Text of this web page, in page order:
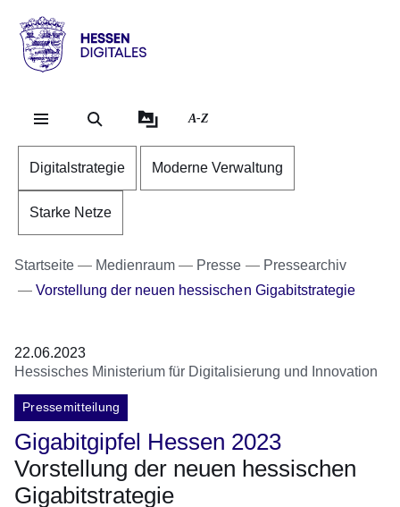
Hessen
Digitales
A-Z
Digitalstrategie Moderne Verwaltung
Starke Netze
Startseite Medienraum Presse
Pressearchiv
Vorstellung der neuen hessischen Gigabitstrategie
22.06.2023
Hessisches Ministerium für Digitalisierung und Innovation
Pressemitteilung
Gigabitgipfel Hessen 2023
Vorstellung der neuen hessischen
Gigabitstrategie